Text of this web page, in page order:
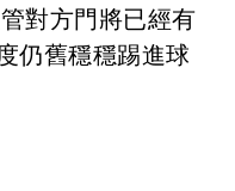
對方門將已經有
仍舊穩穩踢進球